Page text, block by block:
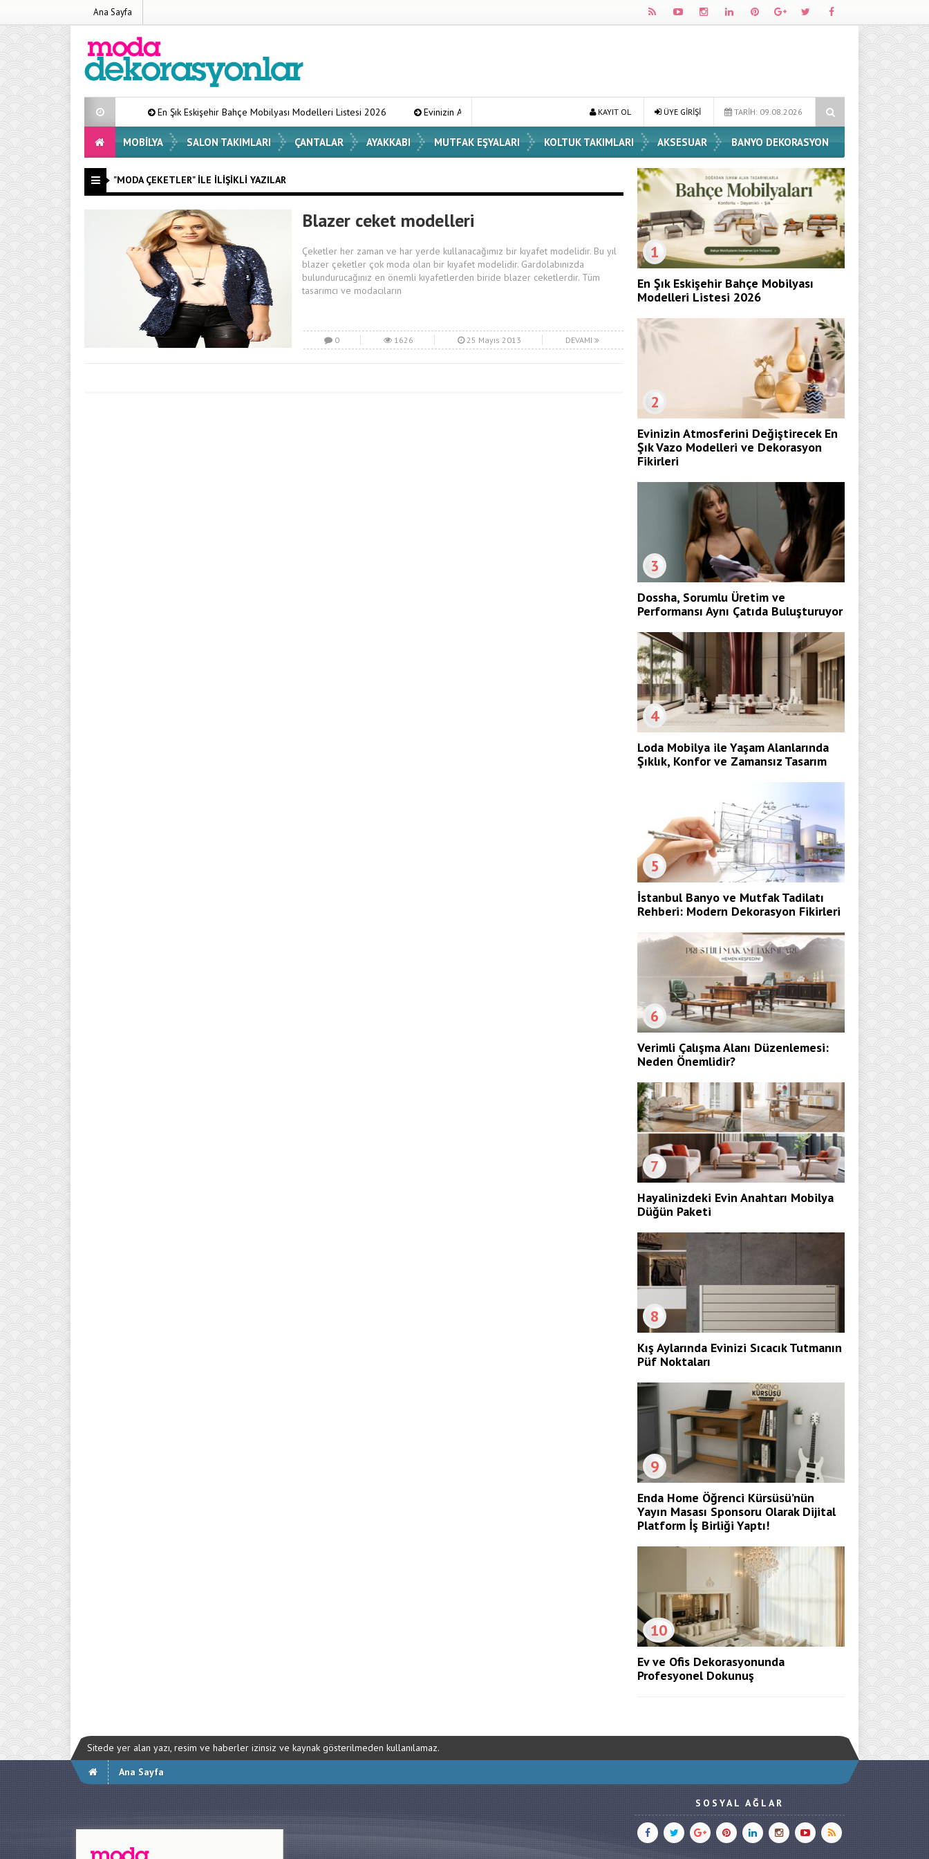
Ana Sayfa
En Şık Eskişehir Bahçe Mobilyası Modelleri Listesi 2026 Evinizin Atmosferini Değiştirecek En Şık Vazo Modelleri ve Dekorasyon Fikirleri Dossha, Sorumlu Üretim ve Performansı Aynı
TARİH: 09.08.2026
ÜYE GİRİŞİ
KAYIT OL
MOBILYA SALON TAKIMLARI ÇANTALAR AYAKKABI MUTFAK EŞYALARI KOLTUK TAKIMLARI AKSESUAR BANYO DEKORASYON
"MODA ÇEKETLER" ILE İLIŞIKLI YAZILAR
Blazer ceket modelleri
Çeketler her zaman ve har yerde kullanacağımız bir kıyafet modelidir. Bu yıl
blazer çeketler çok moda olan bir kıyafet modelidir. Gardolabınızda
bulundurucağınız en önemli kıyafetlerden biride blazer ceketlerdir. Tüm
tasarımcı ve modacıların
0 1626 25 Mayıs 2013 DEVAMI
1
En Şık Eskişehir Bahçe Mobilyası
Modelleri Listesi 2026
2
Evinizin Atmosferini Değiştirecek En
Şık Vazo Modelleri ve Dekorasyon
Fikirleri
3
Dossha, Sorumlu Üretim ve
Performansı Aynı Çatıda Buluşturuyor
4
Loda Mobilya ile Yaşam Alanlarında
Şıklık, Konfor ve Zamansız Tasarım
5
İstanbul Banyo ve Mutfak Tadilatı
Rehberi: Modern Dekorasyon Fikirleri
6
Verimli Çalışma Alanı Düzenlemesi:
Neden Önemlidir?
7
Hayalinizdeki Evin Anahtarı Mobilya
Düğün Paketi
8
Kış Aylarında Evinizi Sıcacık Tutmanın
Püf Noktaları
9
Enda Home Öğrenci Kürsüsü’nün
Yayın Masası Sponsoru Olarak Dijital
Platform İş Birliği Yaptı!
10
Ev ve Ofis Dekorasyonunda
Profesyonel Dokunuş
Sitede yer alan yazı, resim ve haberler izinsiz ve kaynak gösterilmeden kullanılamaz.
Ana Sayfa
SOSYAL AĞLAR